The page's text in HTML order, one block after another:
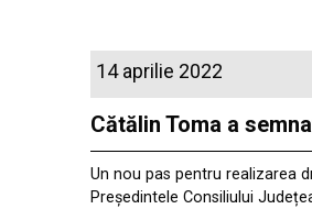
14 aprilie 2022
Cătălin Toma a
Un nou pas pentru realizarea
Președintele Consiliului